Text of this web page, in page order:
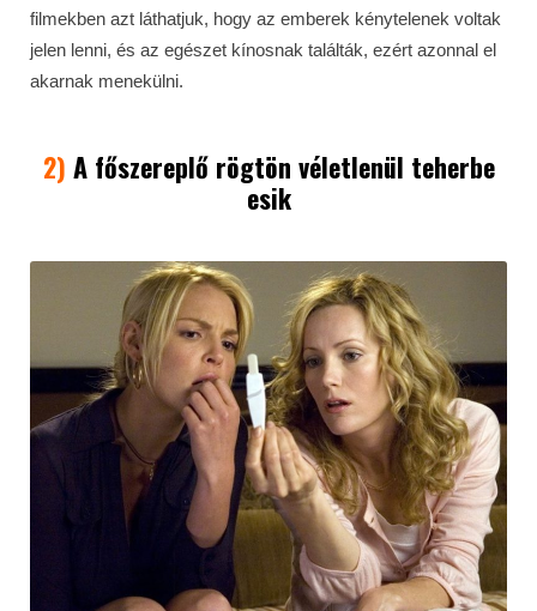
filmekben azt láthatjuk, hogy az emberek kénytelenek voltak
jelen lenni, és az egészet kínosnak találták, ezért azonnal el
akarnak menekülni.
2) A főszereplő rögtön véletlenül teherbe
esik